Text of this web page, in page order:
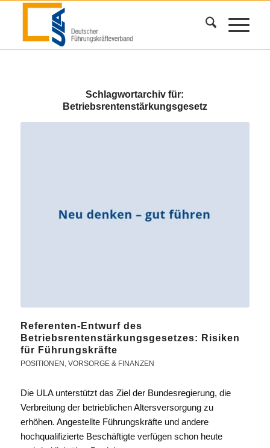
Schlagwortarchiv für:
Betriebsrentenstärkungsgesetz
Referenten-Entwurf des
Betriebsrentenstärkungsgesetzes: Risiken
für Führungskräfte
POSITIONEN VORSORGE & FINANZEN
Die ULA unterstützt das Ziel der Bundesregierung, die
Verbreitung der betrieblichen Altersversorgung zu
erhöhen. Angestellte Führungskräfte und andere
hochqualifizierte Beschäftigte verfügen schon heute